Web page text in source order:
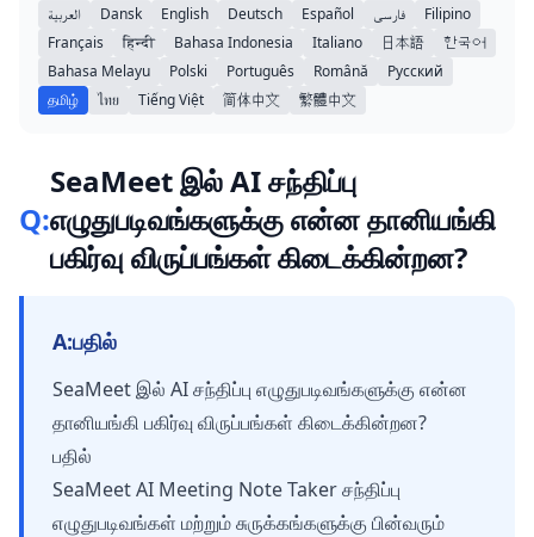
العربية Dansk English Deutsch Español فارسی
Filipino
Français
हिन्दी Bahasa Indonesia Italiano 日本語
한국어
Bahasa Melayu
Polski Português Română
Русский
தமிழ்
ไทย Tiếng Việt 简体中文 繁體中文
Q:
SeaMeet இல் AI சந்திப்பு
எழுதுபடிவங்களுக்கு என்ன தானியங்கி
பகிர்வு விருப்பங்கள் கிடைக்கின்றன?
A:பதில்
SeaMeet இல் AI சந்திப்பு எழுதுபடிவங்களுக்கு என்ன
தானியங்கி பகிர்வு விருப்பங்கள் கிடைக்கின்றன?
பதில்
SeaMeet AI Meeting Note Taker சந்திப்பு
எழுதுபடிவங்கள் மற்றும் சுருக்கங்களுக்கு பின்வரும்